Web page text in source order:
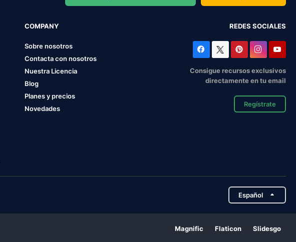
COMPANY
Sobre nosotros
Contacta con nosotros
Nuestra Licencia
Blog
Planes y precios
Novedades
REDES SOCIALES
Consigue recursos exclusivos
directamente en tu email
Regístrate
Español
Magnific Flaticon Slidesgo